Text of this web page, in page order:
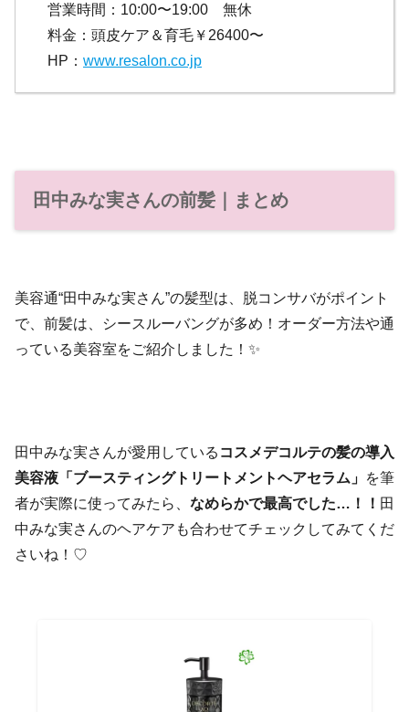
営業時間：10:00〜19:00 無休
料金：頭皮ケア＆育毛￥26400〜
HP： www.resalon.co.jp
田中みな実さんの前髪｜まとめ
美容通“田中みな実さん”の髪型は、脱コンサバがポイント
で、前髪は、シースルーバングが多め！オーダー方法や通
っている美容室をご紹介しました！✨
田中みな実さんが愛用している コスメデコルテの髪の導入
美容液「ブースティングトリートメントヘアセラム」 を筆
者が実際に使ってみたら、 なめらかで最高でした…！！ 田
中みな実さんのヘアケアも合わせてチェックしてみてくだ
さいね！♡